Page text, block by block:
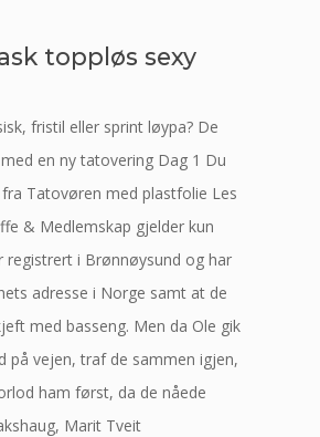
toppløs sexy
fristil eller sprint løypa? De
en ny tatovering Dag 1 Du
Tatovøren med plastfolie Les
& Medlemskap gjelder kun
registrert i Brønnøysund og har
adresse i Norge samt at de
med basseng. Men da Ole gik
på vejen, traf de sammen igjen,
ham først, da de nåede
Marit Tveit